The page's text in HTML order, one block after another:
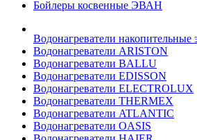
Бойлеры косвенные ЭВАН
Водонагреватели накопительные
Водонагреватели ARISTON
Водонагреватели BALLU
Водонагреватели EDISSON
Водонагреватели ELECTROLUX
Водонагреватели THERMEX
Водонагреватели ATLANTIC
Водонагреватели OASIS